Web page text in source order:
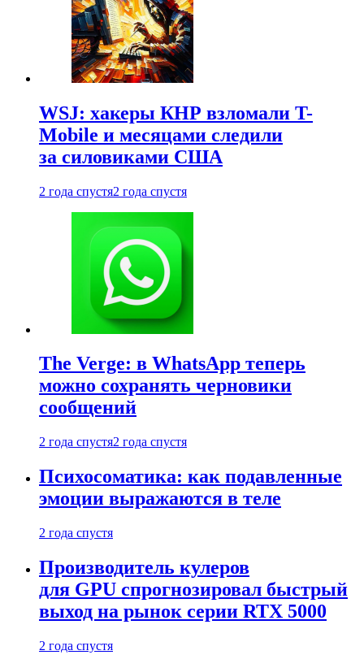
WSJ: хакеры КНР взломали T-
Mobile и месяцами следили
за силовиками США
2 года спустя2 года спустя
The Verge: в WhatsApp теперь
можно сохранять черновики
сообщений
2 года спустя2 года спустя
Психосоматика: как подавленные
эмоции выражаются в теле
2 года спустя
Производитель кулеров
для GPU спрогнозировал быстрый
выход на рынок серии RTX 5000
2 года спустя